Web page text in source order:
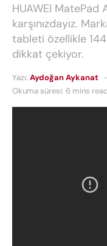
HUAWEI MatePad
karşınızdayız.
tableti özellikle
dikkat çekiyor.
Yazı: Aydoğan Aykanat
Okuma süresi: 6 mins read